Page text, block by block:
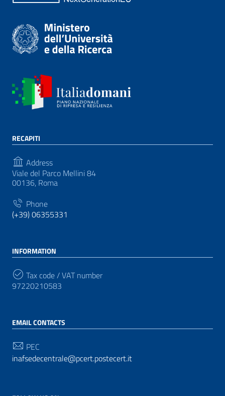
RECAPITI
Address
Viale del Parco Mellini 84
00136, Roma
Phone
(+39) 06355331
INFORMATION
Tax code / VAT number
97220210583
EMAIL CONTACTS
PEC
inafsedecentrale@pcert.postecert.it